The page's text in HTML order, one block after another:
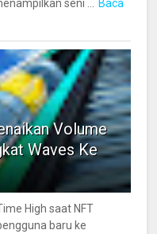
seni ...
Baca
Volume
Waves Ke
High saat NFT
baru ke